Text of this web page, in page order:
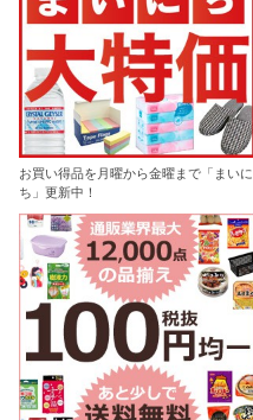
お買い得品を月曜から金曜まで「まいに
ち」更新中！